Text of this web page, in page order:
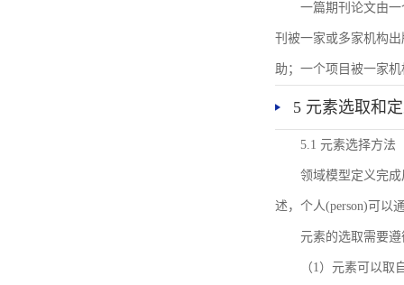
一篇期刊论文由
刊被一家或多家机构
助；一个项目被一家
5 元素选取和
5.1 元素选择方法
领域模型定义完
述，个人(person)可以
元素的选取需要
（1）元素可以取